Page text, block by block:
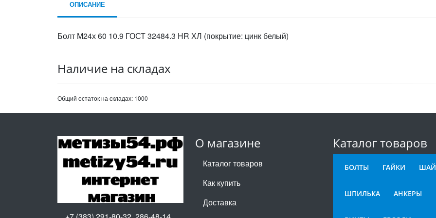
ОПИСАНИЕ
Болт М24х 60 10.9 ГОСТ 32484.3 HR ХЛ (покрытие: цинк белый)
Наличие на складах
Общий остаток на складах: 1000
О магазине
Каталог товаров
Как купить
Доставка
Каталог товаров
БОЛТЫ ГАЙКИ
ШПИЛЬКА АНКЕРЫ